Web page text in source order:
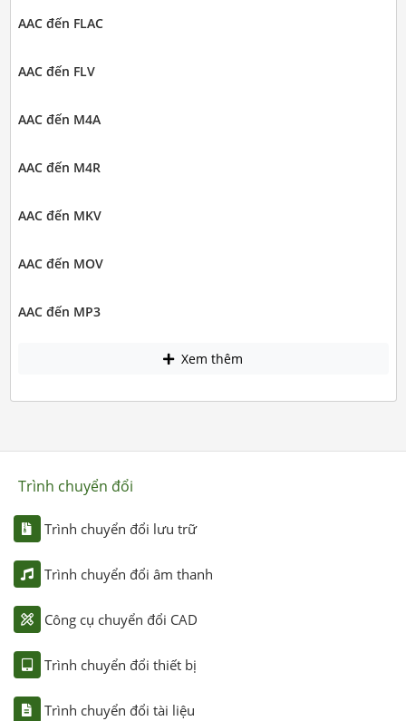
AAC đến FLAC
AAC đến FLV
AAC đến M4A
AAC đến M4R
AAC đến MKV
AAC đến MOV
AAC đến MP3
Xem thêm
Trình chuyển đổi
Trình chuyển đổi lưu trữ
Trình chuyển đổi âm thanh
Công cụ chuyển đổi CAD
Trình chuyển đổi thiết bị
Trình chuyển đổi tài liệu